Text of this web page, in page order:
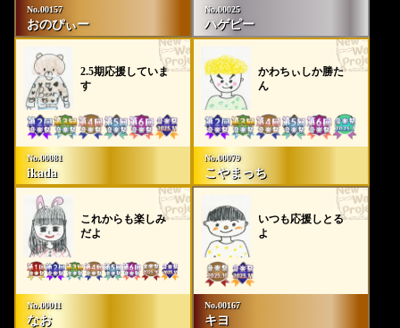
No.00157
おのぴぃー
No.00025
ハゲピー
2.5期応援していま
す
No.00081
ikada
かわちぃしか勝た
ん
No.00079
こやまっち
これからも楽しみ
だよ
No.00011
なお
いつも応援しとる
よ
No.00167
キヨ